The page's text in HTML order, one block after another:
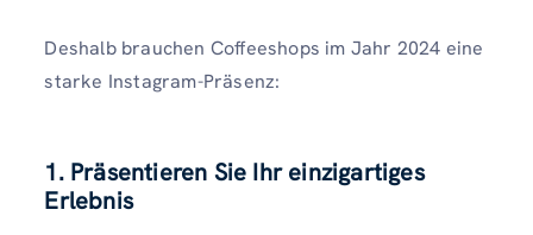
Deshalb brauchen Coffeeshops im Jahr 2024 eine
starke Instagram-Präsenz:
1. Präsentieren Sie Ihr einzigartiges
Erlebnis